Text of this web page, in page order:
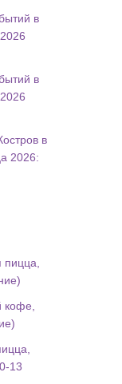
в
в
в
2026:
кофе,
13